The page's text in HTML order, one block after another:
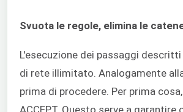
Svuota le regole, elimina le
L'esecuzione dei passaggi
di rete illimitato. Analogamente
prima di procedere. Per prima